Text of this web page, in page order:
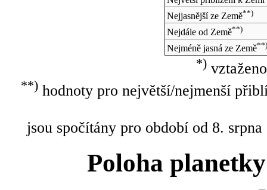
Nejjasnější ze Země**)
Nejdále od Země**)
Nejméně jasná ze Země**)
*)
**)hodnoty pro největší/nejmenší
jsou spočítány pro období od 8.
Poloha